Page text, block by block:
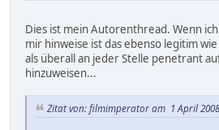
Dies ist mein Autorenthread. Wenn
mir hinweise ist das ebenso legitim
als überall an jeder Stelle penetrant
hinzuweisen...
Zitat von: filmimperator am 1 April